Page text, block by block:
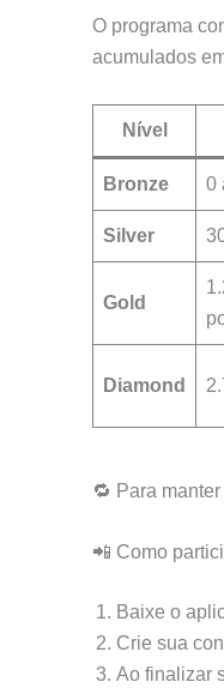
O programa
acumulados
Nível
Bronze 0
Silver
Gold
Diamond
🔁 Para
📲 Como
Baixe o
Crie sua
Ao finalizar